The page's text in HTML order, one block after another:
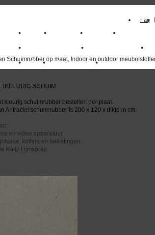
Faq
Schuimrubber op maat, Indoor en outdoor
Home Meubelstof Kunstleer
milano_outdoorstoffen skai kunstleer kopen
Outlet Meubelstof indoor duurzaam
SCHUIM
kleurig schuimrubber bestellen per plaat.
Antraciet schuimrubber is 200 x 120 x dikte in cm.
en video apparatuur.
koffers en bekistingen.
Palty Lijmspray.